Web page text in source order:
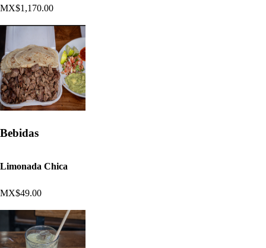
MX$1,170.00
Bebidas
Limonada Chica
MX$49.00